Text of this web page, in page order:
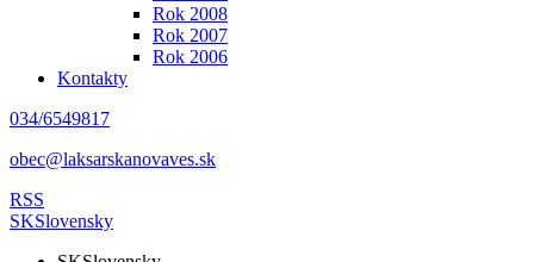
Rok 2008
Rok 2007
Rok 2006
Kontakty
034/6549817
obec@laksarskanovaves.sk
RSS
SKSlovensky